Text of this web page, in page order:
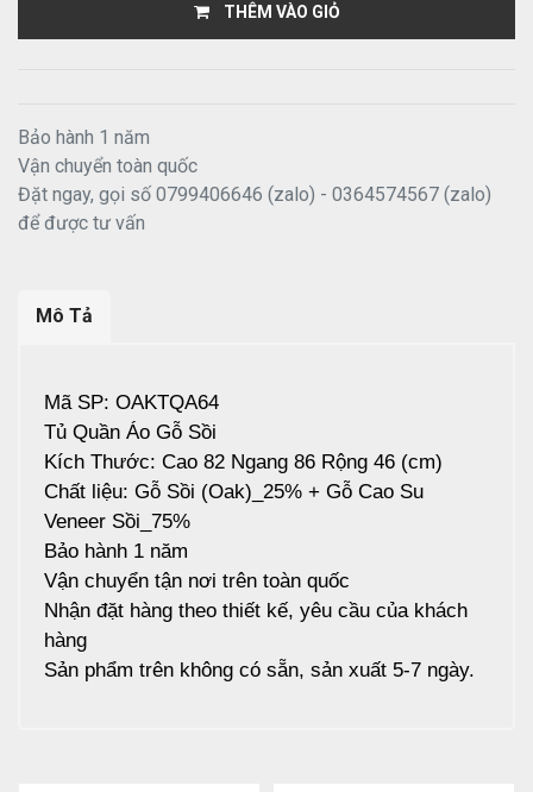
THÊM VÀO GIỎ
Bảo hành 1 năm
Vận chuyển toàn quốc
Đặt ngay, gọi số 0799406646 (zalo) - 0364574567 (zalo)
để được tư vấn
Mô Tả
Mã SP: OAKTQA64
Tủ Quần Áo Gỗ Sồi
Kích Thước: Cao 82 Ngang 86 Rộng 46 (cm)
Chất liệu: Gỗ Sồi (Oak)_25% + Gỗ Cao Su
Veneer Sồi_75%
Bảo hành 1 năm
Vận chuyển tận nơi trên toàn quốc
Nhận đặt hàng theo thiết kế, yêu cầu của khách
hàng
Sản phẩm trên không có sẵn, sản xuất 5-7 ngày.